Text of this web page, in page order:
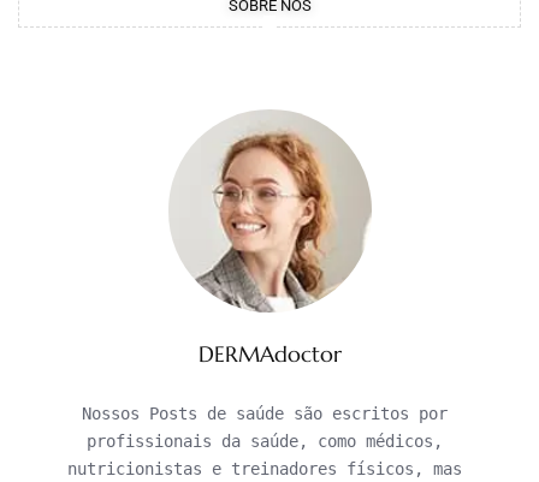
SOBRE NÓS
DERMAdoctor
Nossos Posts de saúde são escritos por
profissionais da saúde, como médicos,
nutricionistas e treinadores físicos, mas